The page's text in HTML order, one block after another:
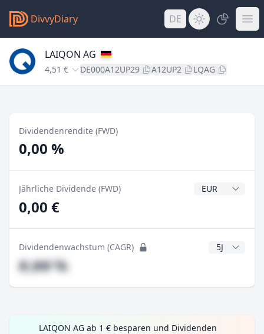
DivvyDiary DE
LAIQON AG
4,51 € DE000A12UP29 A12UP2 LQAG
Dividendenrendite (FWD)
0,00 %
Jährliche Dividende (FWD)
0,00 €
Dividendenwachstum (CAGR) CAGR Jahre
#,## %
LAIQON AG ab 1 € besparen und Dividenden